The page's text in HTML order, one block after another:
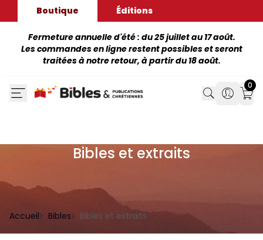
Boutique Éditions
Fermeture annuelle d'été : du 25 juillet au 17 août.
Les commandes en ligne restent possibles et seront
traitées à notre retour, à partir du 18 août.
Search
Search
0
Bibles et extraits
Accueil Bibles Bibles et extraits